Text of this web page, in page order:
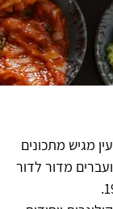
מגיש מתכונים
מדור לדור